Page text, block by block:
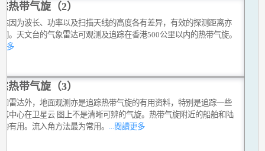
热带气旋（2）
因为波长、功率以及扫描天线的高度各有差异，有效的探测距离亦
。天文台的气象雷达可观测及追踪在香港500公里以内的热带气旋。
多
热带气旋（3）
雷达外，地面观测亦是追踪热带气旋的有用资料，特别是追踪一些
中心在卫星云 图上不是清晰可辨的气旋。热带气旋附近的船舶和陆
有用。流入角方法最为常用。
...閱讀更多